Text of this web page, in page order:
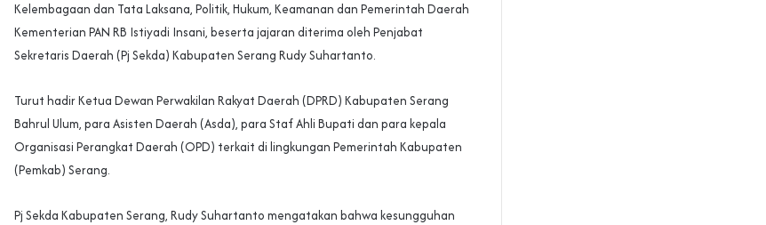
Kelembagaan dan Tata Laksana, Politik, Hukum, Keamanan dan Pemerintah Daerah
Kementerian PAN RB Istiyadi Insani, beserta jajaran diterima oleh Penjabat
Sekretaris Daerah (Pj Sekda) Kabupaten Serang Rudy Suhartanto.
Turut hadir Ketua Dewan Perwakilan Rakyat Daerah (DPRD) Kabupaten Serang
Bahrul Ulum, para Asisten Daerah (Asda), para Staf Ahli Bupati dan para kepala
Organisasi Perangkat Daerah (OPD) terkait di lingkungan Pemerintah Kabupaten
(Pemkab) Serang.
Pj Sekda Kabupaten Serang, Rudy Suhartanto mengatakan bahwa kesungguhan